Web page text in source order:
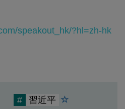
speakout_hk/?hl=zh-hk
# 習近平